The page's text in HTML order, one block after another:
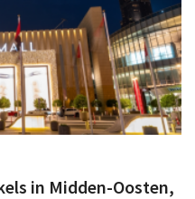
in Midden-Oosten,